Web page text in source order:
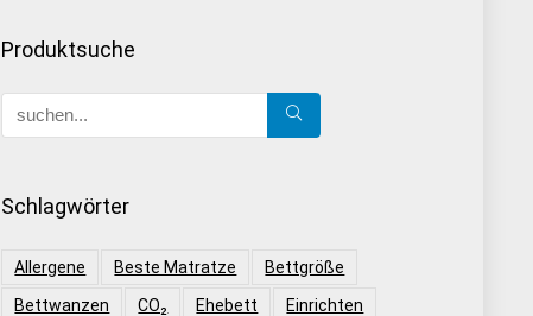
Produktsuche
Schlagwörter
Allergene Beste Matratze
Bettgröße
Bettwanzen
CO₂ Ehebett
Einrichten